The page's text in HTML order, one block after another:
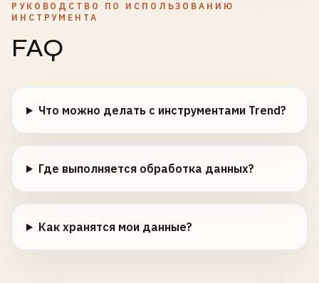
РУКОВОДСТВО ПО ИСПОЛЬЗОВАНИЮ
ИНСТРУМЕНТА
FAQ
Что можно делать с инструментами Trend?
Где выполняется обработка данных?
Как хранятся мои данные?